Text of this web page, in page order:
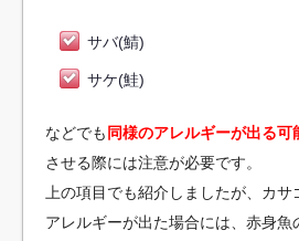
サバ(鯖)
サケ(鮭)
などでも 同様のアレルギーが出る可
させる際には注意が必要です。
上の項目でも紹介しましたが、カ
アレルギーが出た場合には、赤身魚